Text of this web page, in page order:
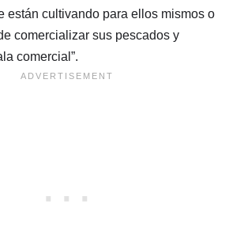
están cultivando para ellos mismos o
comercializar sus pescados y
comercial”.